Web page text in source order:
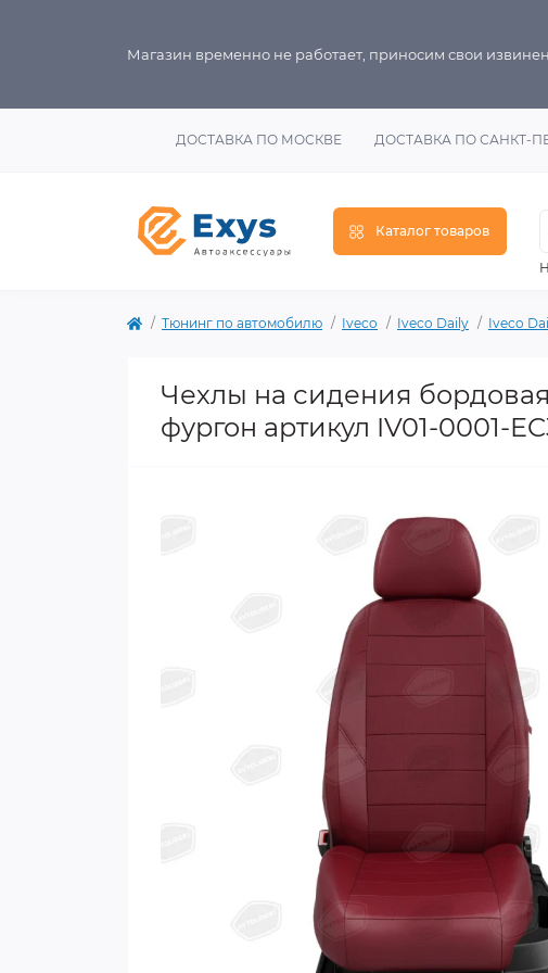
Магазин временно не работает, приносим свои
ДОСТАВКА ПО МОСКВЕ ДОСТАВКА ПО САНКТ-
Каталог товаров
Тюнинг по автомобилю Iveco Iveco Daily Iveco
Чехлы на сидения
фургон артикул IV01-0001-